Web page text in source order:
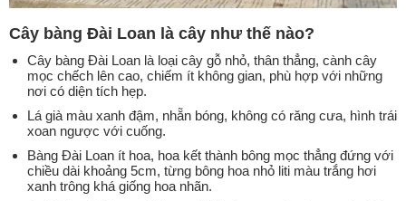
Cây bàng Đài Loan là cây như thế nào?
Cây bàng Đài Loan là loại cây gỗ nhỏ, thân thẳng, cành cây
mọc chếch lên cao, chiếm ít không gian, phù hợp với những
nơi có diện tích hẹp.
Lá già màu xanh đậm, nhẵn bóng, không có răng cưa, hình trái
xoan ngược với cuống.
Bàng Đài Loan ít hoa, hoa kết thành bông mọc thẳng đứng với
chiều dài khoảng 5cm, từng bông hoa nhỏ liti màu trắng hơi
xanh trông khá giống hoa nhãn.